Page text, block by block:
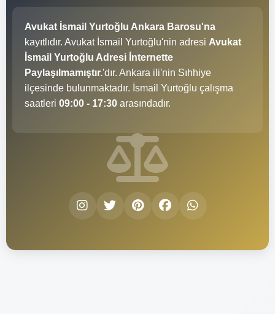
Avukat İsmail Yurtoğlu Ankara Barosu'na
kayıtlıdır. Avukat İsmail Yurtoğlu'nin adresi Avukat
İsmail Yurtoğlu Adresi İnternette
Paylaşılmamıştır.'dır. Ankara ili'nin Sıhhiye
ilçesinde bulunmaktadır. İsmail Yurtoğlu çalışma
saatleri 09:00 - 17:30 arasındadır.